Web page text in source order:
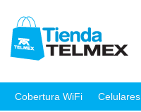
Cobertura WiFi Celulares